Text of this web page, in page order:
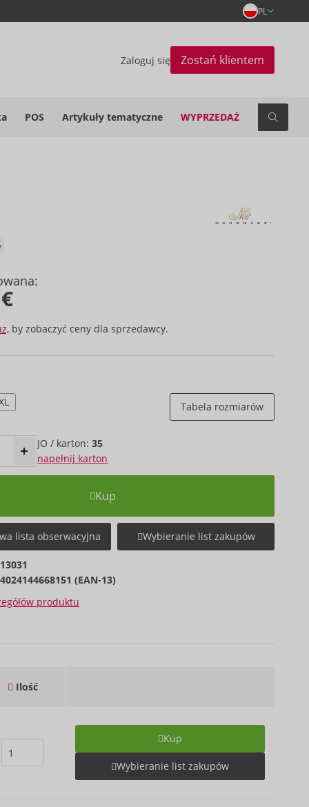
PL
Zaloguj się Zostań klientem
POS Artykuły tematyczne WYPRZEDAŻ
by zobaczyć ceny dla sprzedawcy.
Tabela rozmiarów
JO / karton:35
napełnij karton
Kup
lista obserwacyjna Wybieranie list zakupów
4024144668151 (EAN-13)
produktu
Ilość
Kup
Wybieranie list zakupów